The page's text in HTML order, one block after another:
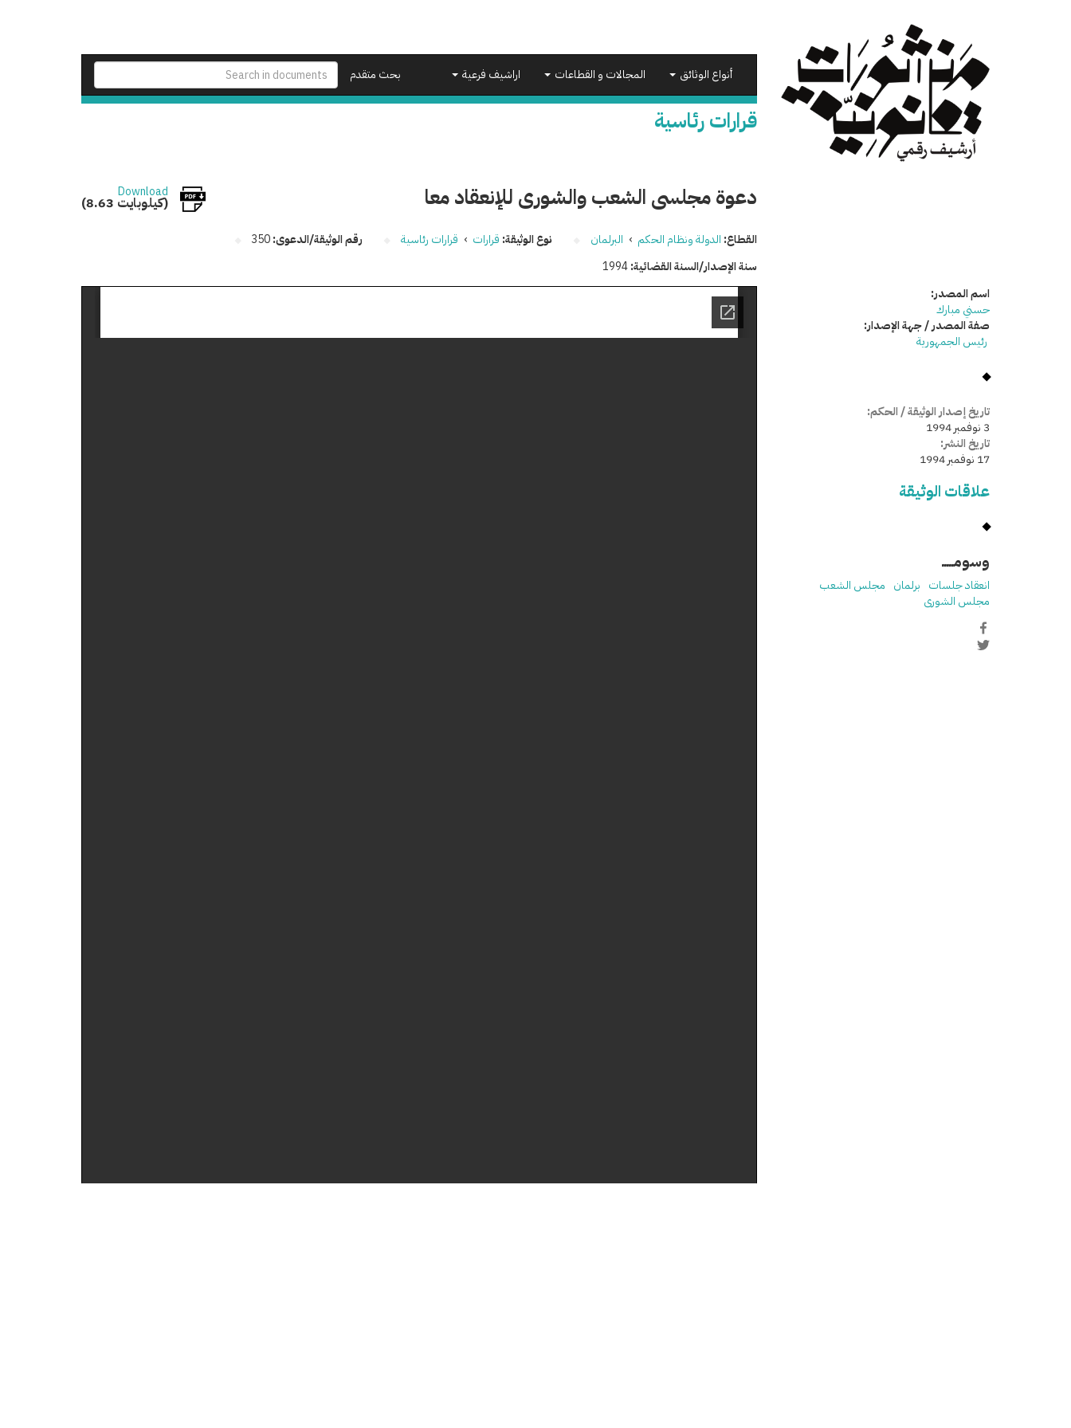
بحث متقدم
أنواع الوثائق المجالات و القطاعات اراشيف فرعية
قرارات رئاسية
دعوة مجلسى الشعب والشورى للإنعقاد معا Download
(8.63 كيلوبايت)
القطاع: الدولة ونظام الحكم › البرلمان نوع الوثيقة: قرارات › قرارات رئاسية رقم الوثيقة/الدعوى:350
سنة الإصدار/السنة القضائية:1994
اسم المصدر:
حسني مبارك
صفة المصدر / جهة الإصدار:
رئيس الجمهورية
تاريخ إصدار الوثيقة / الحكم:
3 نوفمبر 1994
تاريخ النشر:
17 نوفمبر 1994
علاقات الوثيقة
وسومـــــ
انعقاد جلسات برلمان مجلس الشعب
مجلس الشورى